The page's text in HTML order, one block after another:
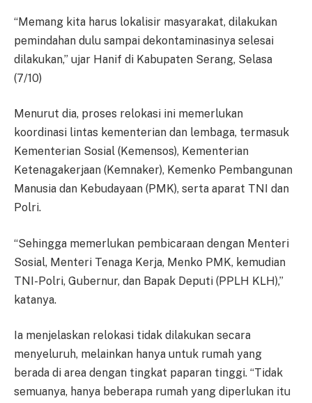
“Memang kita harus lokalisir masyarakat, dilakukan
pemindahan dulu sampai dekontaminasinya selesai
dilakukan,” ujar Hanif di Kabupaten Serang, Selasa
(7/10)
Menurut dia, proses relokasi ini memerlukan
koordinasi lintas kementerian dan lembaga, termasuk
Kementerian Sosial (Kemensos), Kementerian
Ketenagakerjaan (Kemnaker), Kemenko Pembangunan
Manusia dan Kebudayaan (PMK), serta aparat TNI dan
Polri.
“Sehingga memerlukan pembicaraan dengan Menteri
Sosial, Menteri Tenaga Kerja, Menko PMK, kemudian
TNI-Polri, Gubernur, dan Bapak Deputi (PPLH KLH),”
katanya.
Ia menjelaskan relokasi tidak dilakukan secara
menyeluruh, melainkan hanya untuk rumah yang
berada di area dengan tingkat paparan tinggi. “Tidak
semuanya, hanya beberapa rumah yang diperlukan itu